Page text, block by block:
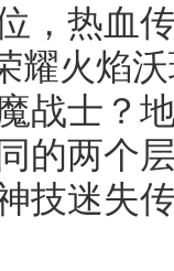
，热血
耀火焰
战士？
的两个
技迷失